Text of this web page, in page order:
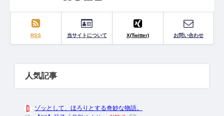
RSS 当サイトについて X(Twitter) お問い合わせ
人気記事